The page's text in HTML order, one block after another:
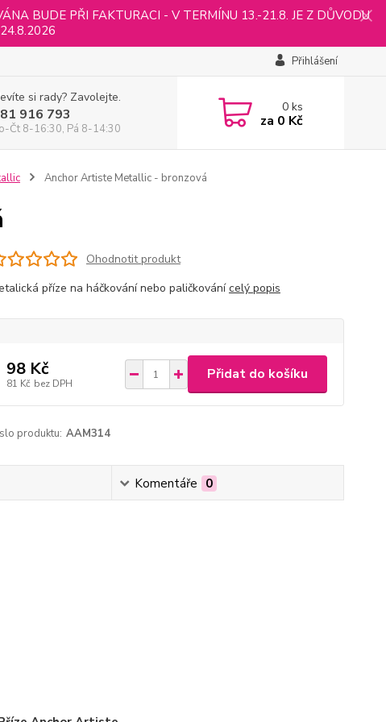
BUDE PŘI FAKTURACI - V TERMÍNU 13.-21.8. JE Z DŮVODU
Přihlášení
si rady? Zavolejte.
916 793
Čt 8-16:30, Pá 8-14:30
0ks
za 0 Kč
Anchor Artiste Metallic - bronzová
Ohodnotit produkt
příze na háčkování nebo paličkovánícelý popis
98 Kč
81 Kč bez DPH
Přidat do košíku
produktu: AAM314
Komentáře 0